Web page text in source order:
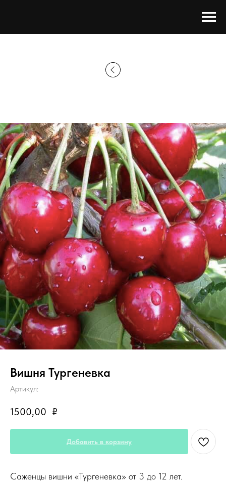
Вишня Тургеневка
Артикул:
1500,00 ₽
Добавить в корзину
Саженцы вишни «Тургеневка» от 3 до 12 лет.